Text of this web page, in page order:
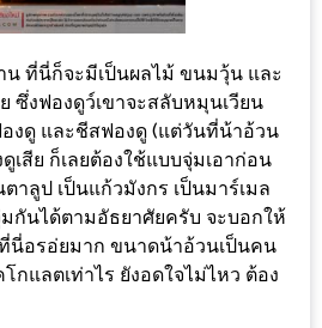
ที่นี่ก็จะมีเป็นผลไม้ ขนมวุ้น และ
ซึ่งฟองดูว์เขาจะสลับหมุนเวียน
งดู และชีสฟองดู (แต่วันที่น้าอ้วน
เสีย ก็เลยต้องใช้แบบจุ่มเอาก่อน
าลูป เป็นแก้วมังกร เป็นมาร์เมล
มกันได้ตามอัธยาศัยครับ จะบอกให้
นี่อรอ่ยมาก ขนาดน้าอ้วนเป็นคน
แลตเท่าไร ยังอดใจไม่ไหว ต้อง